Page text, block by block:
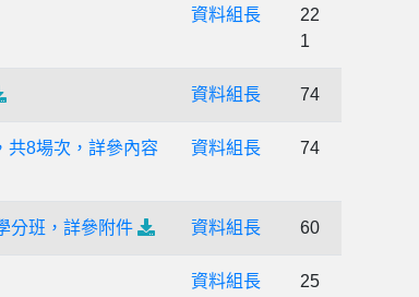
資料組長
22
1
資料組長 74
共8場次，詳參內容
資料組長 74
分班，詳參附件 資料組長 60
資料組長
25